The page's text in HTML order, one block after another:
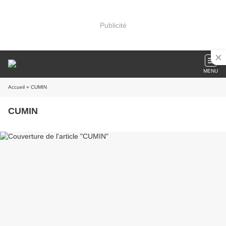
Publicité
MENU
Accueil » CUMIN
CUMIN